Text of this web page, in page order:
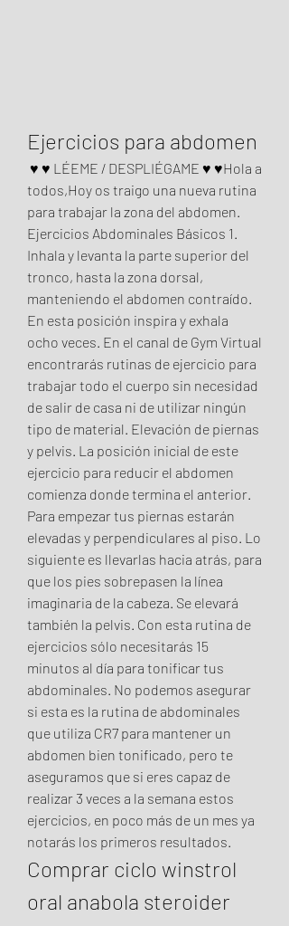
Ejercicios para abdomen
todos,Hoy os traigo una nueva rutina
para trabajar la zona del abdomen.
Ejercicios Abdominales Básicos 1.
Inhala y levanta la parte superior del
tronco, hasta la zona dorsal,
manteniendo el abdomen contraído.
En esta posición inspira y exhala
ocho veces. En el canal de Gym Virtual
encontrarás rutinas de ejercicio para
trabajar todo el cuerpo sin necesidad
de salir de casa ni de utilizar ningún
tipo de material. Elevación de piernas
y pelvis. La posición inicial de este
ejercicio para reducir el abdomen
comienza donde termina el anterior.
Para empezar tus piernas estarán
elevadas y perpendiculares al piso. Lo
siguiente es llevarlas hacia atrás, para
que los pies sobrepasen la línea
imaginaria de la cabeza. Se elevará
también la pelvis. Con esta rutina de
ejercicios sólo necesitarás 15
minutos al día para tonificar tus
abdominales. No podemos asegurar
si esta es la rutina de abdominales
que utiliza CR7 para mantener un
abdomen bien tonificado, pero te
aseguramos que si eres capaz de
realizar 3 veces a la semana estos
ejercicios, en poco más de un mes ya
notarás los primeros resultados.
Comprar ciclo winstrol
oral anabola steroider